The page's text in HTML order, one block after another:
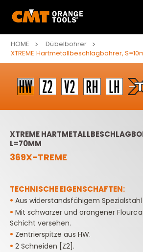
HOME
Dübelbohrer
XTREME Hartmetallbeschlagbohrer,
XTREME
L=70MM
369X-TREME
TECHNISCHE EIGENSCHAFTEN:
•Aus widerstandsfähigem Spezialstahl.
•Mit schwarzer und orangener
Schicht versehen.
• Zentrierspitze aus HW.
•2 Schneiden [Z2].